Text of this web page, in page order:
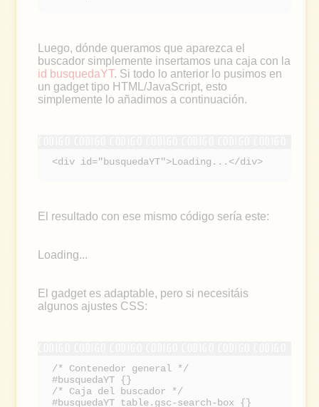
Luego, dónde queramos que aparezca el
buscador simplemente insertamos una caja con la
id busquedaYT. Si todo lo anterior lo pusimos en
un gadget tipo HTML/JavaScript, esto
simplemente lo añadimos a continuación.
<div id="busquedaYT">Loading...</div>
El resultado con ese mismo código sería este:
Loading...
El gadget es adaptable, pero si necesitáis
algunos ajustes CSS:
/* Contenedor general */
#busquedaYT {}
/* Caja del buscador */
#busquedaYT table.gsc-search-box {}